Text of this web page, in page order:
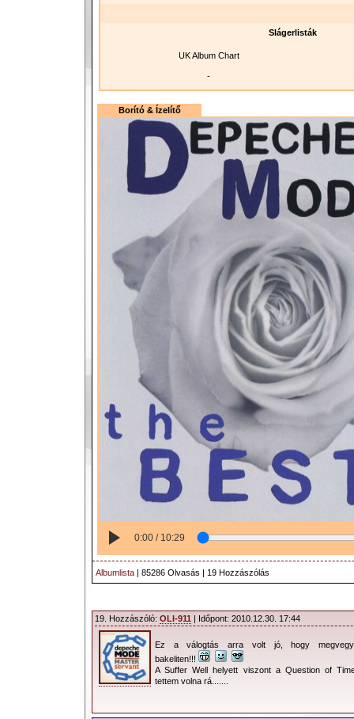
Slágerlisták
UK Album Chart
-
Borító & Ízelítő
0:00 / 10:29
Albumlista | 85286 Olvasás | 19 Hozzászólás
19. Hozzászóló: OLI-911 | Időpont: 2010.12.30. 17:44
Ez a válogtás arra volt jó, hogy
bakeliten!!!
A Suffer Well helyett viszont a Question of
tettem volna rá.......